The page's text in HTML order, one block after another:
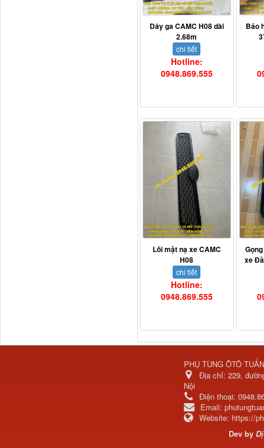
Dây ga CAMC H08 dài
2.68m
chi tiết
Hotline:
0948.869.555
Báo
Lõi mặt nạ xe CAMC
H08
chi tiết
Hotline:
0948.869.555
xe
PHỤ TÙNG ÔTÔ
Địa chỉ: 229,
Nội
Điện thoại:
Email:
Website: https://
Dev by